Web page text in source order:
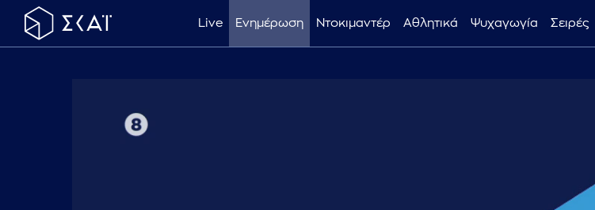
Live Ενημέρωση Ντοκιμαντέρ Αθλητικά Ψυχαγωγία Σειρές